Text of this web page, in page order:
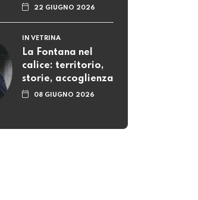
22 GIUGNO 2026
IN VETRINA
La Fontana nel
calice: territorio,
storie, accoglienza
08 GIUGNO 2026